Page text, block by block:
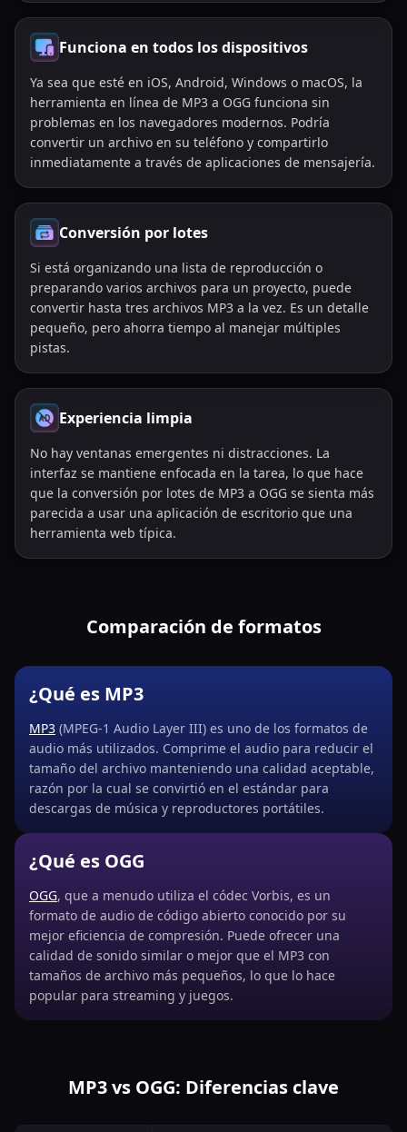
Funciona en todos los dispositivos
Ya sea que esté en iOS, Android, Windows o macOS, la
herramienta en línea de MP3 a OGG funciona sin
problemas en los navegadores modernos. Podría
convertir un archivo en su teléfono y compartirlo
inmediatamente a través de aplicaciones de mensajería.
Conversión por lotes
Si está organizando una lista de reproducción o
preparando varios archivos para un proyecto, puede
convertir hasta tres archivos MP3 a la vez. Es un detalle
pequeño, pero ahorra tiempo al manejar múltiples
pistas.
Experiencia limpia
No hay ventanas emergentes ni distracciones. La
interfaz se mantiene enfocada en la tarea, lo que hace
que la conversión por lotes de MP3 a OGG se sienta más
parecida a usar una aplicación de escritorio que una
herramienta web típica.
Comparación de formatos
¿Qué es MP3
MP3 (MPEG-1 Audio Layer III) es uno de los formatos de
audio más utilizados. Comprime el audio para reducir el
tamaño del archivo manteniendo una calidad aceptable,
razón por la cual se convirtió en el estándar para
descargas de música y reproductores portátiles.
¿Qué es OGG
OGG, que a menudo utiliza el códec Vorbis, es un
formato de audio de código abierto conocido por su
mejor eficiencia de compresión. Puede ofrecer una
calidad de sonido similar o mejor que el MP3 con
tamaños de archivo más pequeños, lo que lo hace
popular para streaming y juegos.
MP3 vs OGG: Diferencias clave